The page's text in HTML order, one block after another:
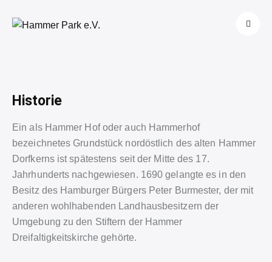
Historie
Ein als Hammer Hof oder auch Hammerhof
bezeichnetes Grundstück nordöstlich des alten Hammer
Dorfkerns ist spätestens seit der Mitte des 17.
Jahrhunderts nachgewiesen. 1690 gelangte es in den
Besitz des Hamburger Bürgers Peter Burmester, der mit
anderen wohlhabenden Landhausbesitzern der
Umgebung zu den Stiftern der Hammer
Dreifaltigkeitskirche gehörte.